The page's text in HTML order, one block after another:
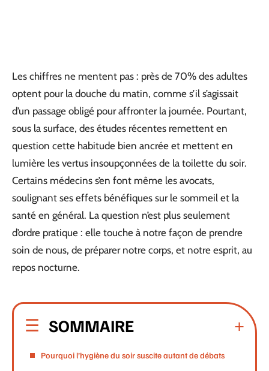
Les chiffres ne mentent pas : près de 70% des adultes
optent pour la douche du matin, comme s’il s’agissait
d’un passage obligé pour affronter la journée. Pourtant,
sous la surface, des études récentes remettent en
question cette habitude bien ancrée et mettent en
lumière les vertus insoupçonnées de la toilette du soir.
Certains médecins s’en font même les avocats,
soulignant ses effets bénéfiques sur le sommeil et la
santé en général. La question n’est plus seulement
d’ordre pratique : elle touche à notre façon de prendre
soin de nous, de préparer notre corps, et notre esprit, au
repos nocturne.
SOMMAIRE
Pourquoi l’hygiène du soir suscite autant de débats